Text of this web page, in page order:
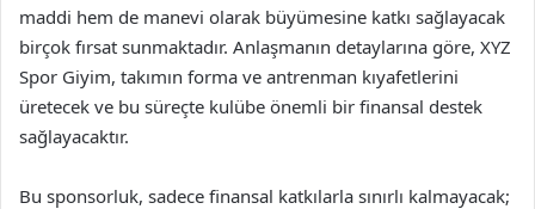
maddi hem de manevi olarak büyümesine katkı sağlayacak
birçok fırsat sunmaktadır. Anlaşmanın detaylarına göre, XYZ
Spor Giyim, takımın forma ve antrenman kıyafetlerini
üretecek ve bu süreçte kulübe önemli bir finansal destek
sağlayacaktır.
Bu sponsorluk, sadece finansal katkılarla sınırlı kalmayacak;